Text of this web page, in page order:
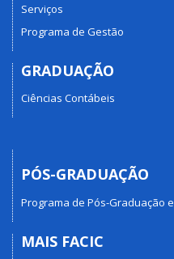
Serviços
Programa de Gestão
GRADUAÇÃO
Ciências Contábeis
PÓS-GRADUAÇÃO
Programa de Pós-Graduação
MAIS FACIC